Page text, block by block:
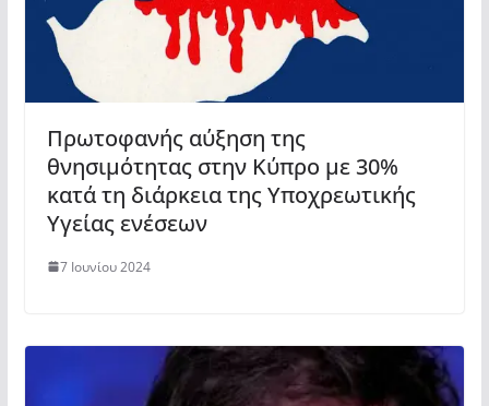
Πρωτοφανής αύξηση της
θνησιμότητας στην Κύπρο με 30%
κατά τη διάρκεια της Υποχρεωτικής
Υγείας ενέσεων
7 Ιουνίου 2024